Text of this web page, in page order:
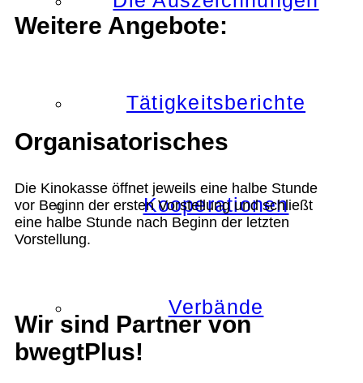
Tätigkeitsberichte
Kooperationen
Verbände
Weitere Angebote:
Organisatorisches
Die Kinokasse öffnet jeweils eine halbe Stunde
vor Beginn der ersten Vorstellung und schließt
eine halbe Stunde nach Beginn der letzten
Vorstellung.
Wir sind Partner von
bwegtPlus!